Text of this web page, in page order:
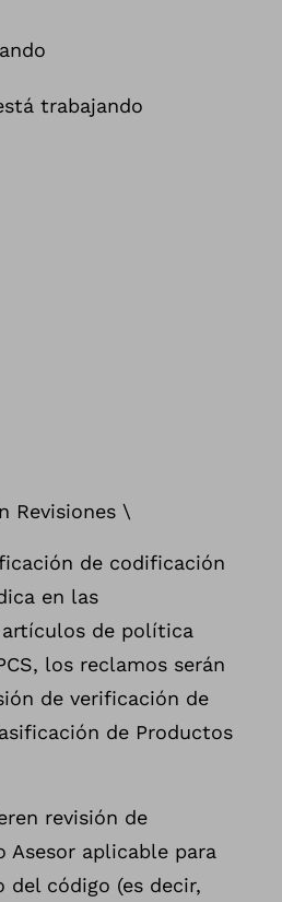
trabajando
Revisiones \
de codificación
en las
artículos de política
los reclamos serán
de verificación de
de Productos
revisión de
aplicable para
del código (es decir,